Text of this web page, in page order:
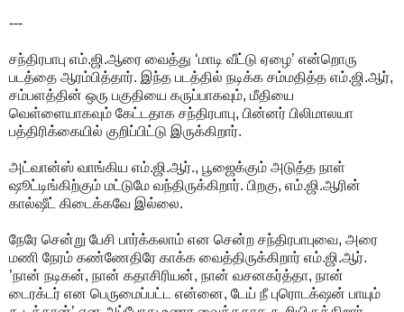
---
சந்திரபாபு எம்.ஜி.ஆரை வைத்து ‘மாடி வீட்டு ஏழை’ என்றொரு
படத்தை ஆரம்பித்தார். இந்த படத்தில் நடிக்க சம்மதித்த எம்.ஜி.ஆர்,
சம்பளத்தின் ஒரு பகுதியை கருப்பாகவும், மீதியை
வெள்ளையாகவும் கேட்டதாக சந்திரபாபு, பின்னர் பிலிமாலயா
பத்திரிக்கையில் குறிப்பிட்டு இருக்கிறார்.
அட்வான்ஸ் வாங்கிய எம்.ஜி.ஆர்., பூஜைக்கும் அடுத்த நாள்
ஷூட்டிங்கிற்கும் மட்டுமே வந்திருக்கிறார். பிறகு, எம்.ஜி.ஆரின்
கால்ஷீட் கிடைக்கவே இல்லை.
நேரே சென்று பேசி பார்க்கலாம் என சென்ற சந்திரபாபுவை, அரை
மணி நேரம் கண்ணேதிரே காக்க வைத்திருக்கிறார் எம்.ஜி.ஆர்.
’நான் நடிகன், நான் கதாசிரியன், நான் வசனகர்த்தா, நான்
டைரக்டர் என பெருமைப்பட்ட என்னை, டேய் நீ புரொடக்‌ஷன் பாயும்